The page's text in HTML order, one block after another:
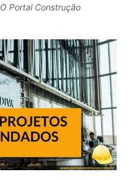
O Portal Construção